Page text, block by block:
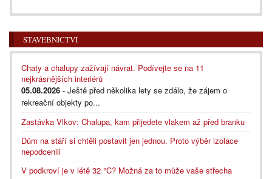
STAVEBNICTVÍ
Chaty a chalupy zažívají návrat. Podívejte se na 11
nejkrásnějších interiérů
05.08.2026 - Ještě před několika lety se zdálo, že zájem o
rekreační objekty po...
Zastávka Vlkov: Chalupa, kam přijedete vlakem až před branku
Dům na stáří si chtěli postavit jen jednou. Proto výběr izolace
nepodcenili
V podkroví je v létě 32 °C? Možná za to může vaše střecha